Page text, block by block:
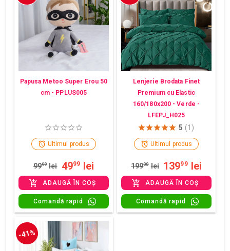
Papusa Metoo Super Erou 50
cm - PPLUS005
Ultimul produs
9999 lei 4999 lei
ADAUGĂ ÎN COȘ
Comandă rapid
Lenjerie Brodata Finet
Premium cu Elastic
160/180x200 - Verde -
LFEPJ_H025
5 (1)
Ultimul produs
19900 lei 13999 lei
ADAUGĂ ÎN COȘ
Comandă rapid
-41%